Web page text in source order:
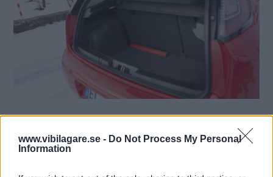
www.vibilagare.se - Do Not Process My Personal
Information